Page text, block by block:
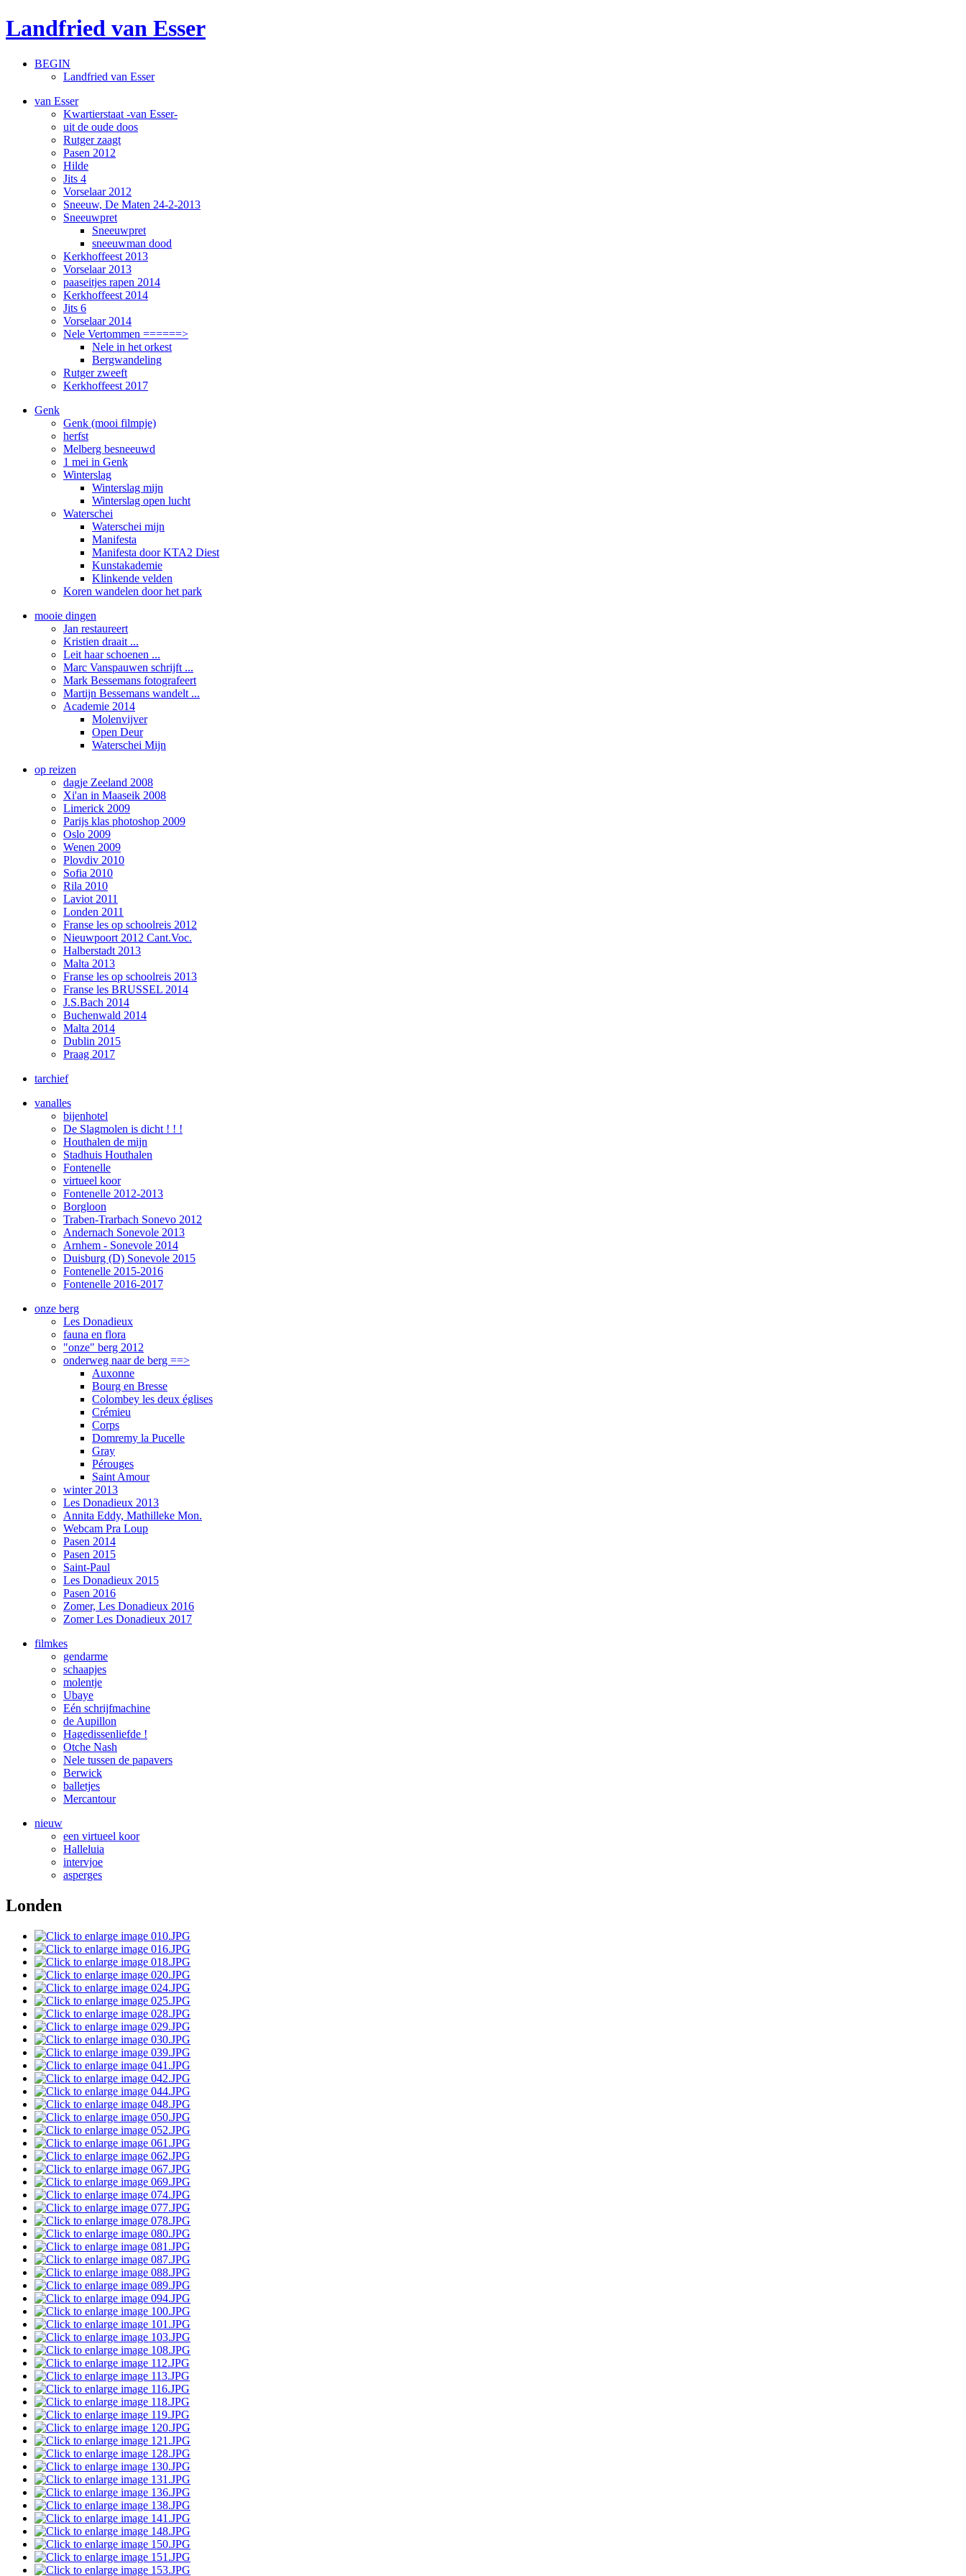
Landfried van Esser
BEGIN
Landfried van Esser
van Esser
Kwartierstaat -van Esser-
uit de oude doos
Rutger zaagt
Pasen 2012
Hilde
Jits 4
Vorselaar 2012
Sneeuw, De Maten 24-2-2013
Sneeuwpret
Sneeuwpret
sneeuwman dood
Kerkhoffeest 2013
Vorselaar 2013
paaseitjes rapen 2014
Kerkhoffeest 2014
Jits 6
Vorselaar 2014
Nele Vertommen ======>
Nele in het orkest
Bergwandeling
Rutger zweeft
Kerkhoffeest 2017
Genk
Genk (mooi filmpje)
herfst
Melberg besneeuwd
1 mei in Genk
Winterslag
Winterslag mijn
Winterslag open lucht
Waterschei
Waterschei mijn
Manifesta
Manifesta door KTA2 Diest
Kunstakademie
Klinkende velden
Koren wandelen door het park
mooie dingen
Jan restaureert
Kristien draait ...
Leit haar schoenen ...
Marc Vanspauwen schrijft ...
Mark Bessemans fotografeert
Martijn Bessemans wandelt ...
Academie 2014
Molenvijver
Open Deur
Waterschei Mijn
op reizen
dagje Zeeland 2008
Xi'an in Maaseik 2008
Limerick 2009
Parijs klas photoshop 2009
Oslo 2009
Wenen 2009
Plovdiv 2010
Sofia 2010
Rila 2010
Laviot 2011
Londen 2011
Franse les op schoolreis 2012
Nieuwpoort 2012 Cant.Voc.
Halberstadt 2013
Malta 2013
Franse les op schoolreis 2013
Franse les BRUSSEL 2014
J.S.Bach 2014
Buchenwald 2014
Malta 2014
Dublin 2015
Praag 2017
tarchief
vanalles
bijenhotel
De Slagmolen is dicht ! ! !
Houthalen de mijn
Stadhuis Houthalen
Fontenelle
virtueel koor
Fontenelle 2012-2013
Borgloon
Traben-Trarbach Sonevo 2012
Andernach Sonevole 2013
Arnhem - Sonevole 2014
Duisburg (D) Sonevole 2015
Fontenelle 2015-2016
Fontenelle 2016-2017
onze berg
Les Donadieux
fauna en flora
"onze" berg 2012
onderweg naar de berg ==>
Auxonne
Bourg en Bresse
Colombey les deux églises
Crémieu
Corps
Domremy la Pucelle
Gray
Pérouges
Saint Amour
winter 2013
Les Donadieux 2013
Annita Eddy, Mathilleke Mon.
Webcam Pra Loup
Pasen 2014
Pasen 2015
Saint-Paul
Les Donadieux 2015
Pasen 2016
Zomer, Les Donadieux 2016
Zomer Les Donadieux 2017
filmkes
gendarme
schaapjes
molentje
Ubaye
Eén schrijfmachine
de Aupillon
Hagedissenliefde !
Otche Nash
Nele tussen de papavers
Berwick
balletjes
Mercantour
nieuw
een virtueel koor
Halleluia
intervjoe
asperges
Londen